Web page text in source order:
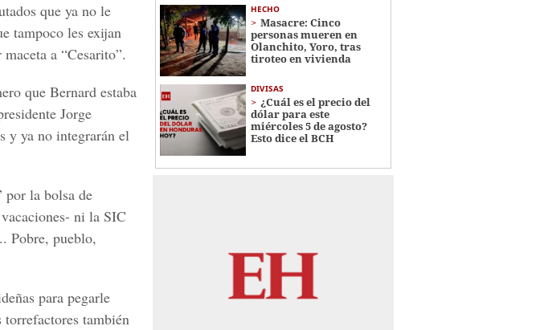
que ya no le
tampoco les exijan
a “Cesarito”.
que Bernard estaba
Jorge
y ya no integrarán el
por la bolsa de
ni la SIC
Pobre, pueblo,
para pegarle
torrefactores también
HECHO
Masacre: Cinco
personas mueren en
Olanchito, Yoro, tras
tiroteo en vivienda
DIVISAS
¿Cuál es el precio del
dólar para este
miércoles 5 de agosto?
Esto dice el BCH